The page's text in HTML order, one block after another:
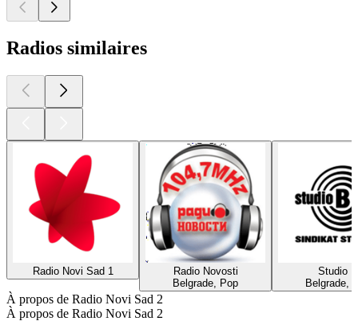
Radios similaires
Radio Novi Sad 1
Radio Novosti
Belgrade, Pop
Studio B
Belgrade,
À propos de Radio Novi Sad 2
À propos de Radio Novi Sad 2